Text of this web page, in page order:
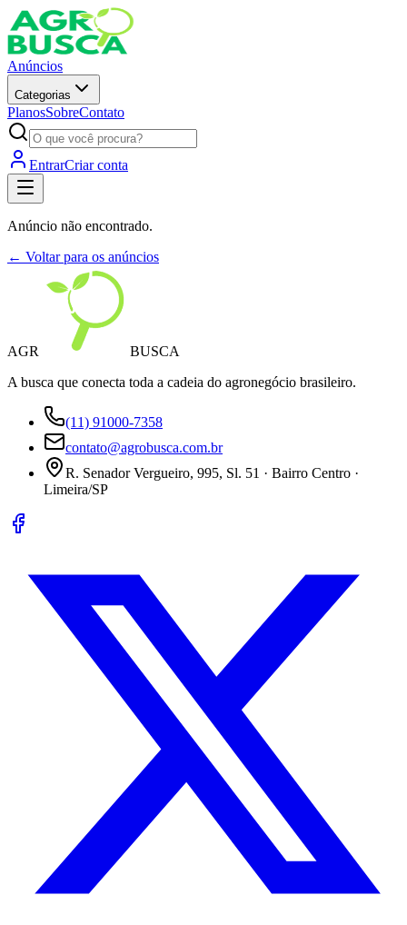
Anúncios
Categorias
PlanosSobreContato
EntrarCriar conta
Anúncio não encontrado.
← Voltar para os anúncios
AGR
BUSCA
A busca que conecta toda a cadeia do agronegócio brasileiro.
(11) 91000-7358
contato@agrobusca.com.br
R. Senador Vergueiro, 995, Sl. 51 · Bairro Centro ·
Limeira/SP